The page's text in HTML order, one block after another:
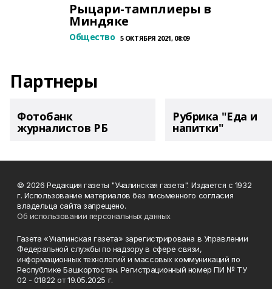
Рыцари-тамплиеры в
Миндяке
Общество 5 ОКТЯБРЯ 2021, 08:09
Партнеры
Фотобанк
журналистов РБ
Рубрика "Еда и
напитки"
© 2026 Редакция газеты "Учалинская газета". Издается с 1932
г. Использование материалов без письменного согласия
владельца сайта запрещено.
Об использовании персональных данных
Газета «Учалинская газета» зарегистрирована в Управлении
Федеральной службы по надзору в сфере связи,
информационных технологий и массовых коммуникаций по
Республике Башкортостан. Регистрационный номер ПИ № ТУ
02 - 01822 от 19.05.2025 г.